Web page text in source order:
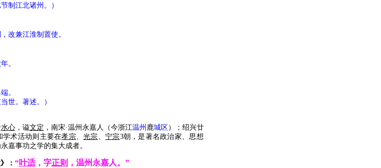
制江北诸州。）
兼江淮制置使。
。
。
。著述。）
水心，谥文定 ，南宋·温州永嘉人（今浙江温州 鹿城区 ）；绍兴廿
学术活动则主要在孝宗、光宗、 宁宗3朝，是著名政治家、思想
嘉事功之学的集大成者。
》： “叶适，字正则 ，温州永嘉人。”